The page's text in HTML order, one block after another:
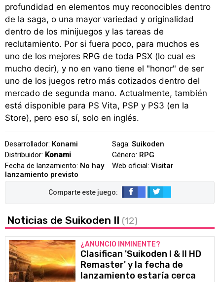
profundidad en elementos muy reconocibles dentro
de la saga, o una mayor variedad y originalidad
dentro de los minijuegos y las tareas de
reclutamiento. Por si fuera poco, para muchos es
uno de los mejores RPG de toda PSX (lo cual es
mucho decir), y no en vano tiene el "honor" de ser
uno de los juegos retro más cotizados dentro del
mercado de segunda mano. Actualmente, también
está disponible para PS Vita, PSP y PS3 (en la
Store), pero eso sí, solo en inglés.
Desarrollador: Konami
Distribuidor: Konami
Fecha de lanzamiento: No hay
lanzamiento previsto
Saga: Suikoden
Género: RPG
Web oficial: Visitar
Noticias de Suikoden II (12)
¿ANUNCIO INMINENTE?
Clasifican 'Suikoden I & II HD
Remaster' y la fecha de
lanzamiento estaría cerca